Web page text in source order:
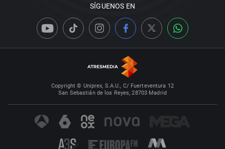
SÍGUENOS EN
Copyright © Uniprex, S.A.U., C/ Fuerteventura 12
San Sebastián de los Reyes, 28703 Madrid